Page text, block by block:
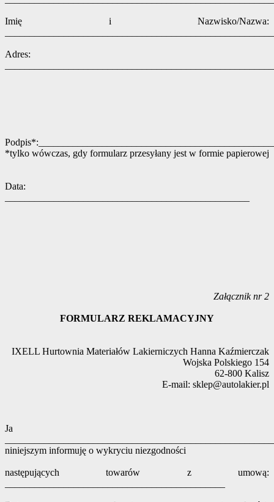
Imię i Nazwisko/Nazwa:
Adres:
*tylko wówczas, gdy formularz przesyłany jest w formie papierowej
Data:
Załącznik nr 2
FORMULARZ REKLAMACYJNY
IXELL Hurtownia Materiałów Lakierniczych Hanna Kaźmierczak
Wojska Polskiego 154
62-800 Kalisz
E-mail: sklep@autolakier.pl
Ja
niniejszym informuję o wykryciu niezgodności
następujących towarów z umową: